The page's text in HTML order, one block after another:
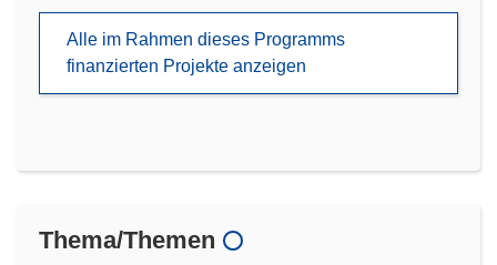
Alle im Rahmen dieses Programms
finanzierten Projekte anzeigen
Thema/Themen